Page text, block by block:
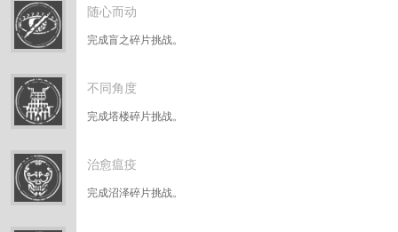
随心而动
完成盲之碎片挑战。
不同角度
完成塔楼碎片挑战。
治愈瘟疫
完成沼泽碎片挑战。